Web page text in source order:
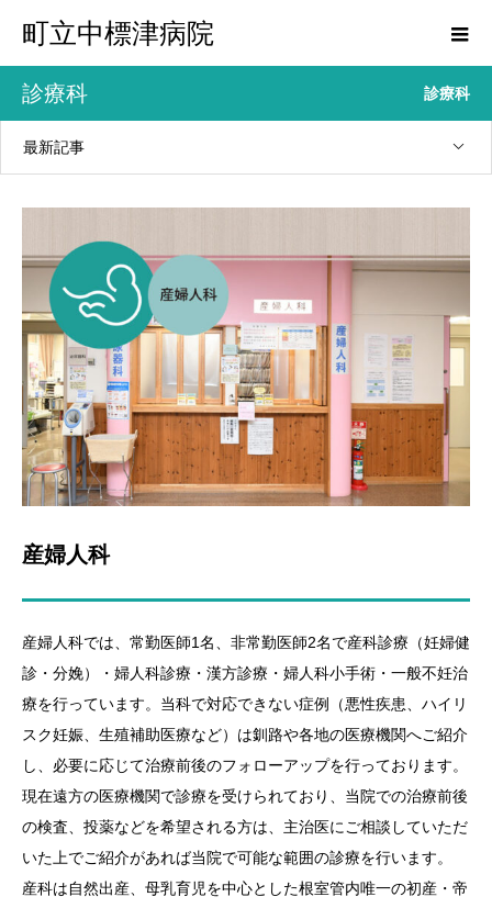
町立中標津病院
診療科 診療科
最新記事
産婦人科
産婦人科では、常勤医師1名、非常勤医師2名で産科診療（妊婦健
診・分娩）・婦人科診療・漢方診療・婦人科小手術・一般不妊治
療を行っています。当科で対応できない症例（悪性疾患、ハイリ
スク妊娠、生殖補助医療など）は釧路や各地の医療機関へご紹介
し、必要に応じて治療前後のフォローアップを行っております。
現在遠方の医療機関で診療を受けられており、当院での治療前後
の検査、投薬などを希望される方は、主治医にご相談していただ
いた上でご紹介があれば当院で可能な範囲の診療を行います。
産科は自然出産、母乳育児を中心とした根室管内唯一の初産・帝